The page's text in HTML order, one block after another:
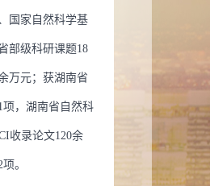
国家自然科学基
部级科研课题18
万元；获湖南省
，湖南省自然科
收录论文120余
。